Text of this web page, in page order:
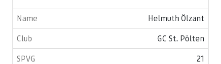
Helmuth Ölzant
GC St. Pölten
21